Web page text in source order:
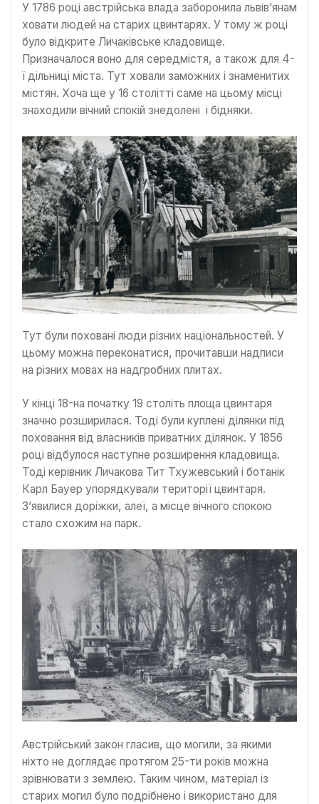
У 1786 році австрійська влада заборонила львів’янам
ховати людей на старих цвинтарях. У тому ж році
було відкрите Личаківське кладовище.
Призначалося воно для середмістя, а також для 4-
ї дільниці міста. Тут ховали заможних і знаменитих
містян. Хоча ще у 16 столітті саме на цьому місці
знаходили вічний спокій знедолені і бідняки.
Тут були поховані люди різних національностей. У
цьому можна переконатися, прочитавши надписи
на різних мовах на надгробних плитах.
У кінці 18-на початку 19 століть площа цвинтаря
значно розширилася. Тоді були куплені ділянки під
поховання від власників приватних ділянок. У 1856
році відбулося наступне розширення кладовища.
Тоді керівник Личакова Тит Тхужевський і ботанік
Карл Бауер упорядкували території цвинтаря.
З’явилися доріжки, алеї, а місце вічного спокою
стало схожим на парк.
Австрійський закон гласив, що могили, за якими
ніхто не доглядає протягом 25-ти років можна
зрівнювати з землею. Таким чином, матеріал із
старих могил було подрібнено і використано для